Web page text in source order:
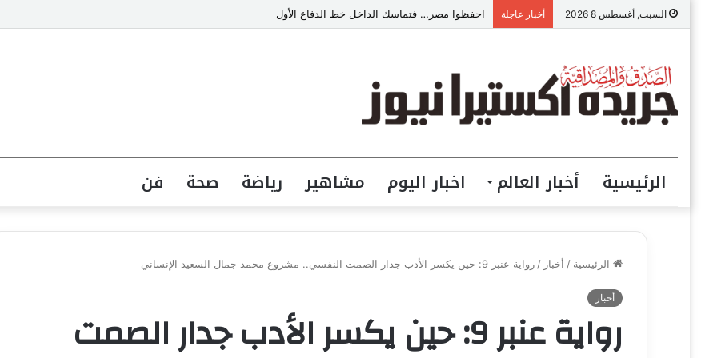
السبت, أغسطس 8 2026 أخبار عاجلة احفظوا مصر… فتماسك الداخل خط الدفاع الأول
الرئيسية أخبار العالم اخبار اليوم مشاهير رياضة صحة فن
الرئيسية / أخبار / رواية عنبر 9: حين يكسر الأدب جدار الصمت النفسي.. مشروع محمد جمال السعيد الإنساني
أخبار
رواية عنبر 9: حين يكسر الأدب جدار الصمت